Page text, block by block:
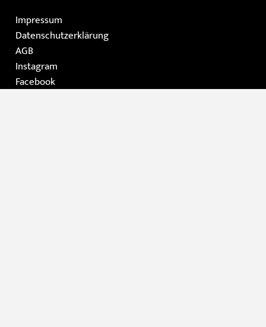
Impressum
Datenschutzerklärung
AGB
Instagram
Facebook